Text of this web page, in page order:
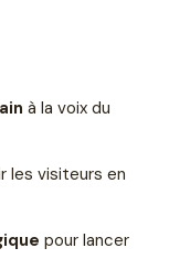
à la voix du
les visiteurs en
pour lancer